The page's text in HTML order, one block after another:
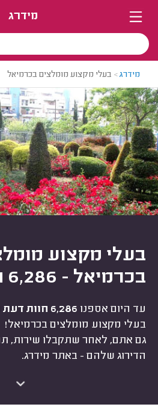
מידרג
מידרג> בעלי מקצוע מומלצים בכרמיאל
בעלי מקצוע
בכרמיאל - 6,286 חוות דעת
עד היום אספנו 6,286 חוות דעת
בעלי מקצוע מומלצים בכרמיאל!
גם אתם, לאחר שתקבלו שירות,
הדירוג שלהם - באתר מידרג.